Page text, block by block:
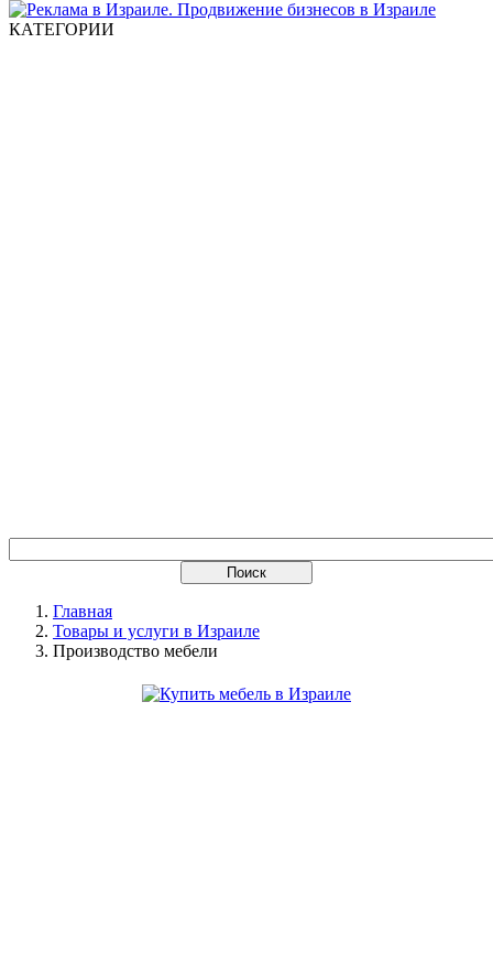
КАТЕГОРИИ
Главная
Товары и услуги в Израиле
Производство мебели